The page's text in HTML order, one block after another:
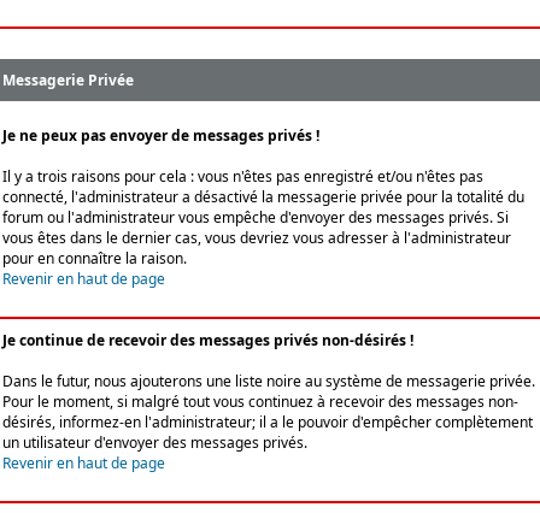
Messagerie Privée
Je ne peux pas envoyer de messages privés !
Il y a trois raisons pour cela : vous n'êtes pas enregistré et/ou n'êtes pas
connecté, l'administrateur a désactivé la messagerie privée pour la totalité du
forum ou l'administrateur vous empêche d'envoyer des messages privés. Si
vous êtes dans le dernier cas, vous devriez vous adresser à l'administrateur
pour en connaître la raison.
Revenir en haut de page
Je continue de recevoir des messages privés non-désirés !
Dans le futur, nous ajouterons une liste noire au système de messagerie privée.
Pour le moment, si malgré tout vous continuez à recevoir des messages non-
désirés, informez-en l'administrateur; il a le pouvoir d'empêcher complètement
un utilisateur d'envoyer des messages privés.
Revenir en haut de page